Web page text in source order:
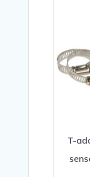
T-